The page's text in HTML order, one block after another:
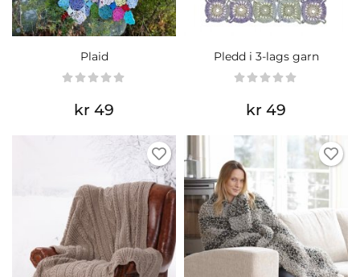
Plaid
kr 49
Pledd i 3-lags garn
kr 49